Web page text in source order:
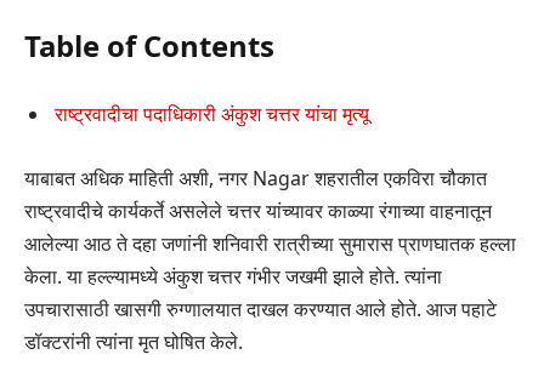
Table of Contents
राष्ट्रवादीचा पदाधिकारी अंकुश चत्तर यांचा मृत्यू
याबाबत अधिक माहिती अशी, नगर Nagar शहरातील एकविरा चौकात
राष्ट्रवादीचे कार्यकर्ते असलेले चत्तर यांच्यावर काळ्या रंगाच्या वाहनातून
आलेल्या आठ ते दहा जणांनी शनिवारी रात्रीच्या सुमारास प्राणघातक हल्ला
केला. या हल्ल्यामध्ये अंकुश चत्तर गंभीर जखमी झाले होते. त्यांना
उपचारासाठी खासगी रुग्णालयात दाखल करण्यात आले होते. आज पहाटे
डॉक्टरांनी त्यांना मृत घोषित केले.